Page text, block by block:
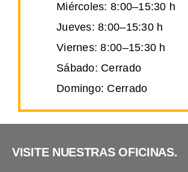
Miércoles: 8:00–15:30 h
Jueves: 8:00–15:30 h
Viernes: 8:00–15:30 h
Sábado: Cerrado
Domingo: Cerrado
VISITE NUESTRAS OFICINAS.